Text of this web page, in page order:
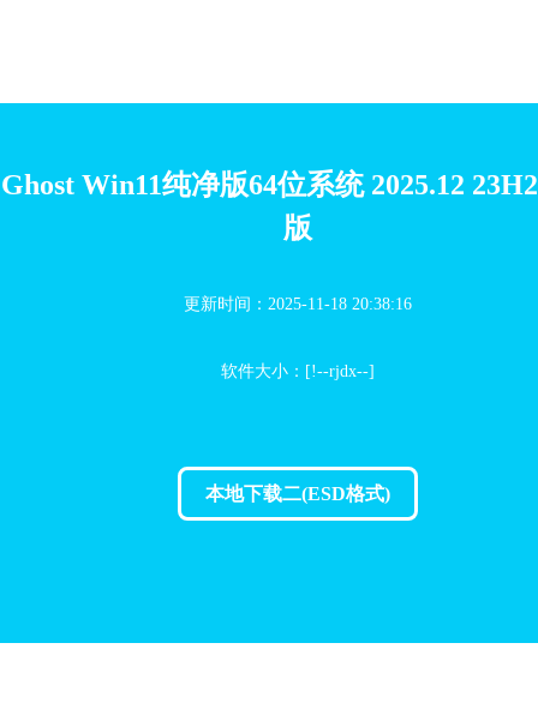
Ghost Win11纯净版64位系统 2025.12
版
更新时间：2025-11-18 20:38:16
软件大小：[!--rjdx--]
本地下载二(ESD格式)